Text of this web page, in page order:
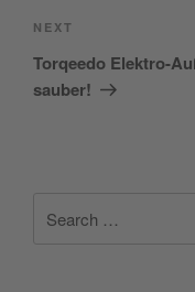
Next
Post
NEXT
Torqeedo Elektro-
sauber!
for: